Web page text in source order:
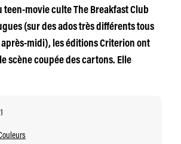
teen-movie culte The Breakfast Club
(sur des ados très différents tous
midi), les éditions Criterion ont
scène coupée des cartons. Elle